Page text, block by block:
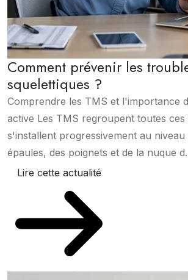
Comment prévenir les
squelettiques ?
Comprendre les TMS et l'importance
active Les TMS regroupent toutes ces
s'installent progressivement au niveau
épaules, des poignets et de la nuque
Lire cette actualité